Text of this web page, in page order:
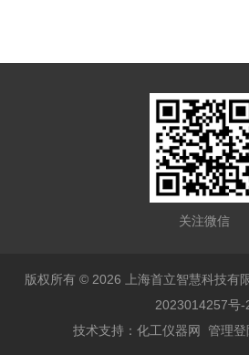
关注微信
版权所有 © 2026 上海首立智慧科技
2023014257号-
技术支持： 化工仪器网 管理登